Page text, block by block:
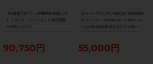
【公道走行不可】山本製作所 NJS ピス
ト トラック フレームセット 年式不明
クロモリ ピンク
90,750円
ロッキーマウンテン ROCKY MOUNTAI
N グローラー GROWLER 50 MTB フレ
ームのみ 2021年 Mサイズ イエロー
55,000円